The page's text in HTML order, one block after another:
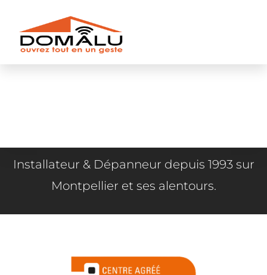
Installateur & Dépanneur depuis 1993 sur
Montpellier et ses alentours.